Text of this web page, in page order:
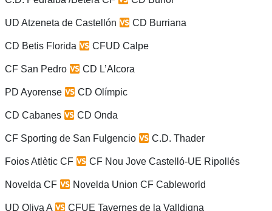
UD Atzeneta de Castellón CD Burriana
CD Betis Florida CFUD Calpe
CF San Pedro CD L’Alcora
PD Ayorense CD Olímpic
CD Cabanes CD Onda
CF Sporting de San Fulgencio C.D. Thader
Foios Atlètic CF CF Nou Jove Castelló-UE Ripollés
Novelda CF Novelda Union CF Cableworld
UD Oliva A CFUE Tavernes de la Valldigna